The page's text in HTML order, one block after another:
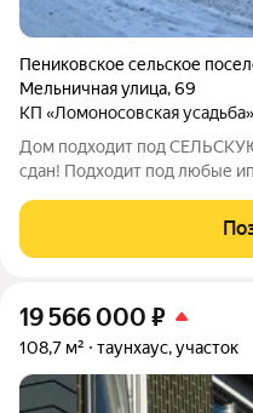
Пениковское сельское
Мельничная улица,69
КП «Ломоносовская усадьба»
Дом подходит под
сдан! Подходит под любые
Дома продаются от юр.лица. ДОМА СДАЮТСЯ БЕЗ ОТДЕЛКИ
Документы готовы. 4 км от
19 566 000 ₽
108,7 м² таунхаус, участок